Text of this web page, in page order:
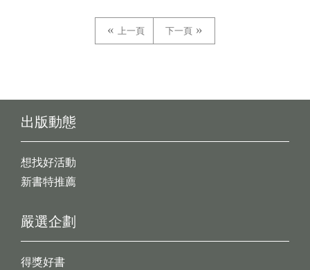
上一頁 下一頁
出版動態
想找好活動
新書特推薦
嚴選企劃
得獎好書